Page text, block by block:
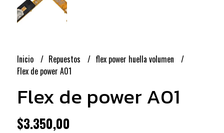
Inicio Repuestos
flex power huella volumen
Flex de power A01
Flex de power A01
$3.350,00